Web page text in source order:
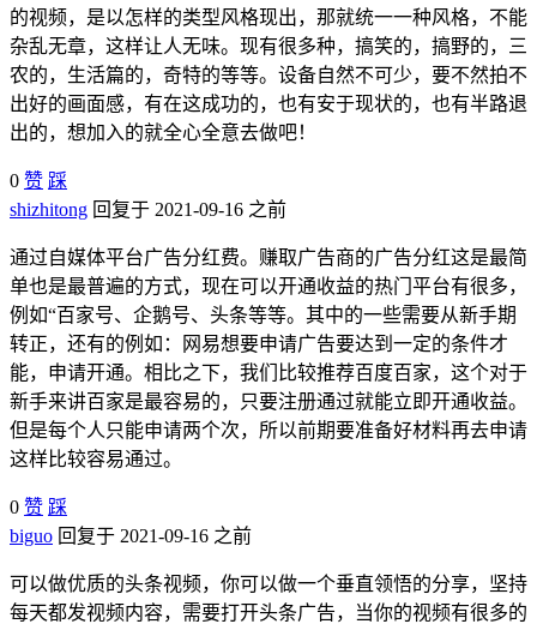
的视频，是以怎样的类型风格现出，那就统一一种风格，不能
杂乱无章，这样让人无味。现有很多种，搞笑的，搞野的，三
农的，生活篇的，奇特的等等。设备自然不可少，要不然拍不
出好的画面感，有在这成功的，也有安于现状的，也有半路退
出的，想加入的就全心全意去做吧！
0 赞 踩
shizhitong 回复于 2021-09-16 之前
通过自媒体平台广告分红费。赚取广告商的广告分红这是最简
单也是最普遍的方式，现在可以开通收益的热门平台有很多，
例如“百家号、企鹅号、头条等等。其中的一些需要从新手期
转正，还有的例如：网易想要申请广告要达到一定的条件才
能，申请开通。相比之下，我们比较推荐百度百家，这个对于
新手来讲百家是最容易的，只要注册通过就能立即开通收益。
但是每个人只能申请两个次，所以前期要准备好材料再去申请
这样比较容易通过。
0 赞 踩
biguo 回复于 2021-09-16 之前
可以做优质的头条视频，你可以做一个垂直领悟的分享，坚持
每天都发视频内容，需要打开头条广告，当你的视频有很多的